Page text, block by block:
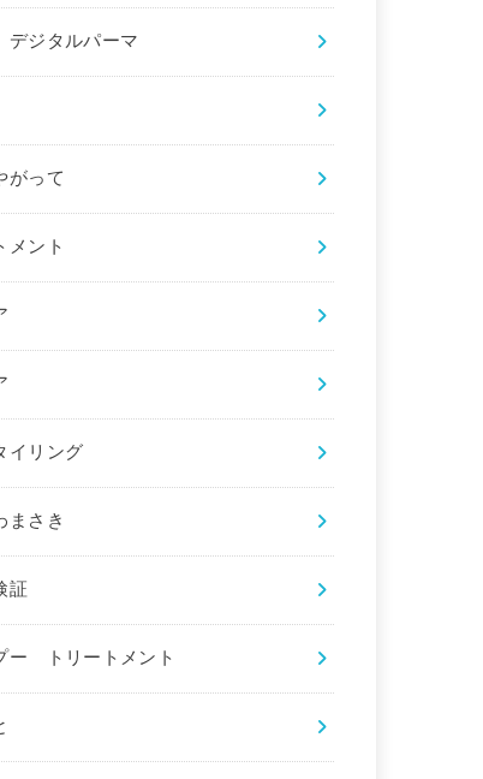
ジタルパーマ
がって
メント
イリング
まさき
証
ー トリートメント